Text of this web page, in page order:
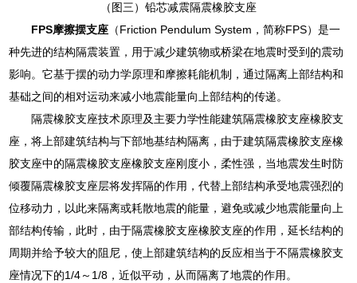
（图三）铅芯减震隔震橡胶支座
FPS摩擦摆支座 （Friction Pendulum System，简称FPS）是一
种先进的结构隔震装置，用于减少建筑物或桥梁在地震时受到的震动
影响。它基于摆的动力学原理和摩擦耗能机制，通过隔离上部结构和
基础之间的相对运动来减小地震能量向上部结构的传递。
隔震橡胶支座技术原理及主要力学性能建筑隔震橡胶支座橡胶支
座，将上部建筑结构与下部地基结构隔离，由于建筑隔震橡胶支座橡
胶支座中的隔震橡胶支座橡胶支座刚度小，柔性强，当地震发生时防
倾覆隔震橡胶支座层将发挥隔的作用，代替上部结构承受地震强烈的
位移动力，以此来隔离或耗散地震的能量，避免或减少地震能量向上
部结构传输，此时，由于隔震橡胶支座橡胶支座的作用，延长结构的
周期并给予较大的阻尼，使上部建筑结构的反应相当于不隔震橡胶支
座情况下的1/4～1/8，近似平动，从而隔离了地震的作用。